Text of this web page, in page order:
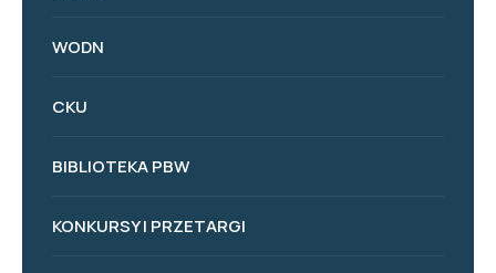
WODN
CKU
BIBLIOTEKA PBW
KONKURSY I PRZETARGI